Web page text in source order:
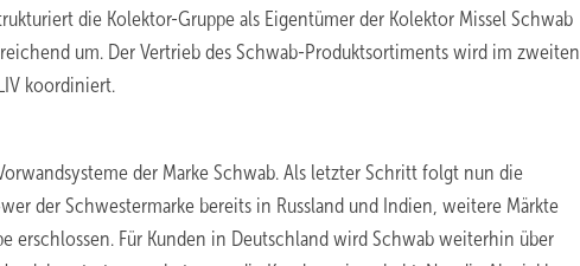
die Kolektor-Gruppe als Eigentümer der Kolektor Missel Schwab
um. Der Vertrieb des Schwab-Produktsortiments wird im zweiten
koordiniert.
der Marke Schwab. Als letzter Schritt folgt nun die
der Schwestermarke bereits in Russland und Indien, weitere Märkte
erschlossen. Für Kunden in Deutschland wird Schwab weiterhin über